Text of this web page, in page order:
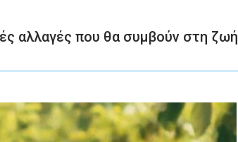
αλλαγές που θα συμβούν στη ζωή